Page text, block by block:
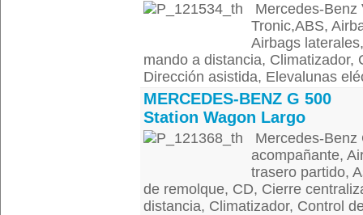
Mercedes-Benz
Tronic,ABS,
Airbags
mando a distancia, Climatizador,
Dirección asistida, Elevalunas
MERCEDES-BENZ G 500
Station Wagon Largo
Mercedes-Benz
acompañante,
trasero partido,
de remolque, CD, Cierre
distancia, Climatizador, Control